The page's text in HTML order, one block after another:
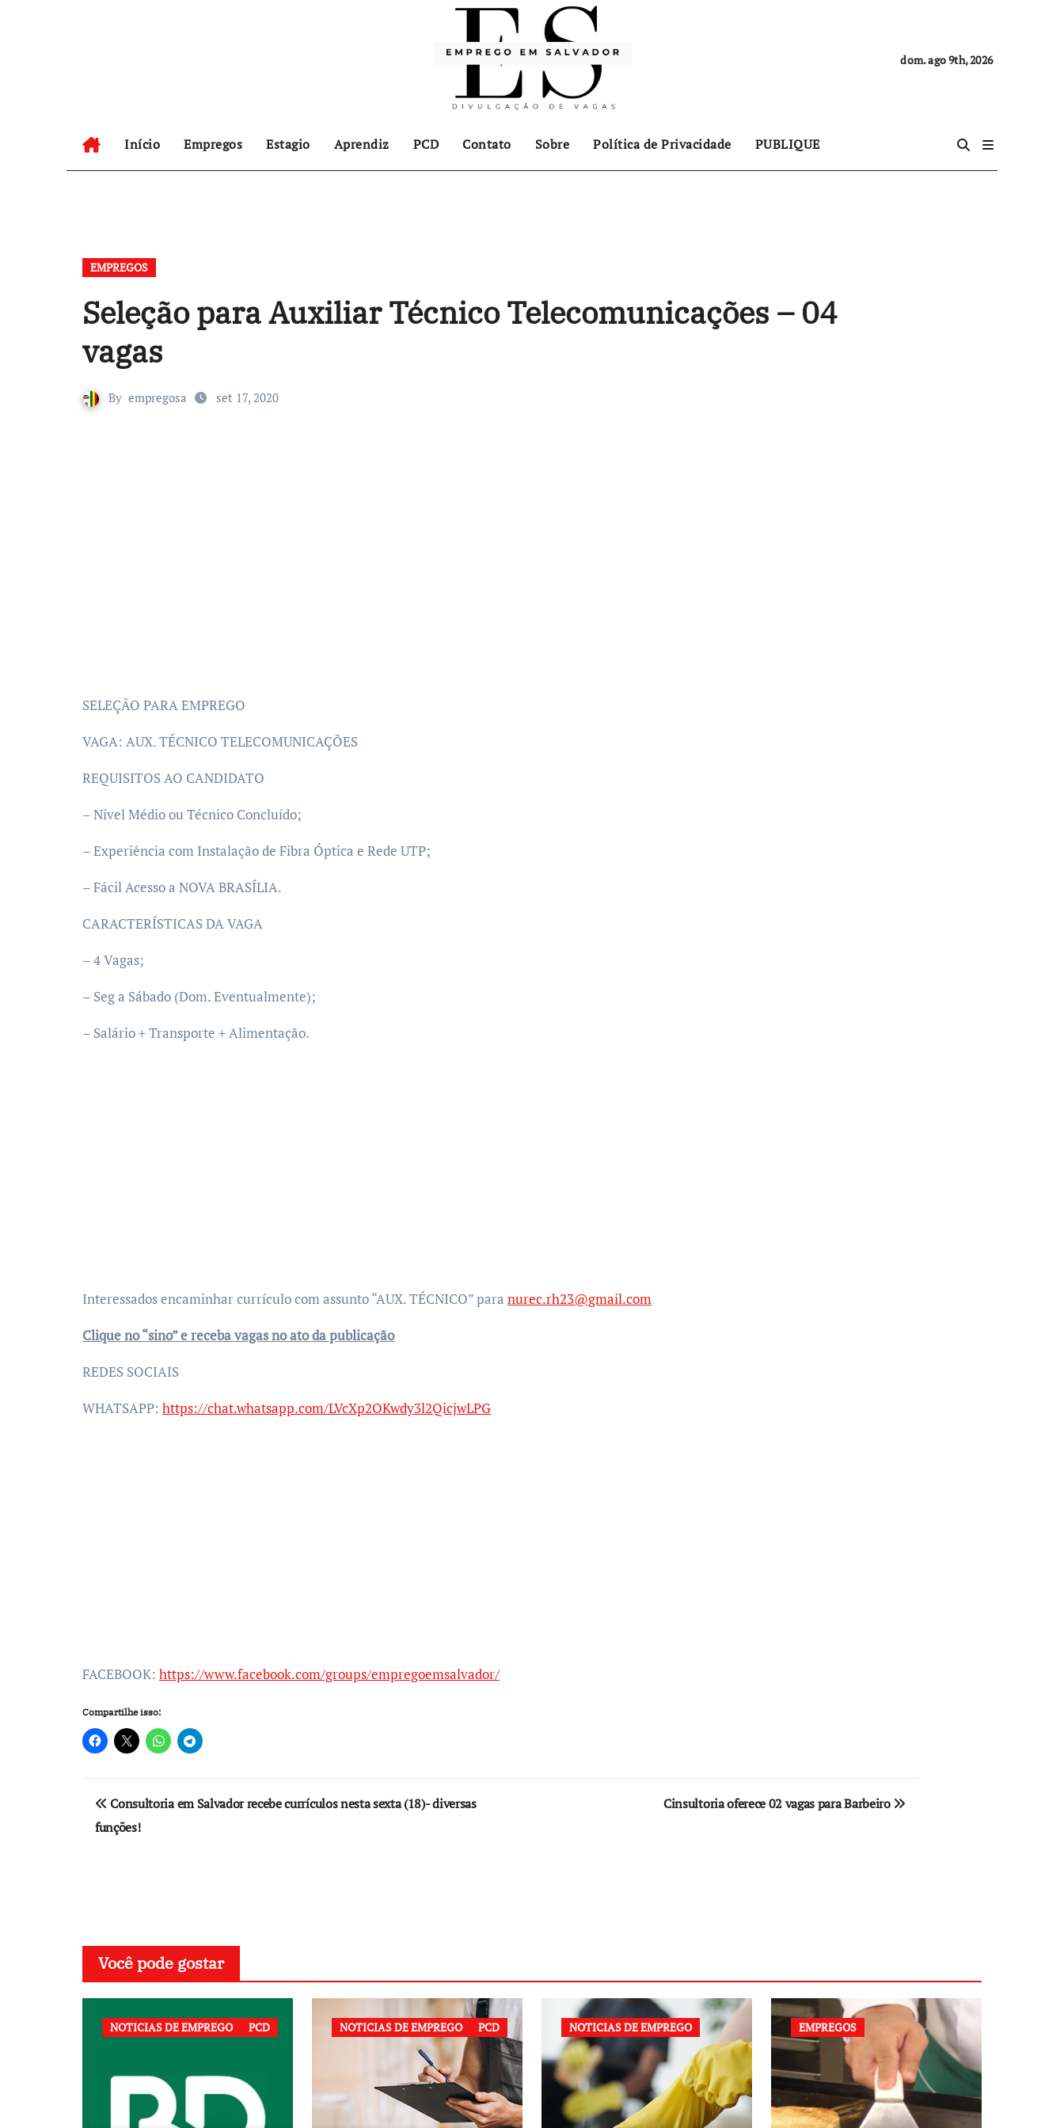
dom. ago 9th, 2026
Início Empregos Estagio Aprendiz PCD Contato Sobre Política de Privacidade PUBLIQUE
EMPREGOS
Seleção para Auxiliar Técnico Telecomunicações – 04
vagas
By empregosa set 17, 2020
SELEÇÃO PARA EMPREGO
VAGA: AUX. TÉCNICO TELECOMUNICAÇÕES
REQUISITOS AO CANDIDATO
– Nível Médio ou Técnico Concluído;
– Experiência com Instalação de Fibra Óptica e Rede UTP;
– Fácil Acesso a NOVA BRASÍLIA.
CARACTERÍSTICAS DA VAGA
– 4 Vagas;
– Seg a Sábado (Dom. Eventualmente);
– Salário + Transporte + Alimentação.
Interessados encaminhar currículo com assunto “AUX. TÉCNICO” para nurec.rh23@gmail.com
Clique no “sino” e receba vagas no ato da publicação
REDES SOCIAIS
WHATSAPP: https://chat.whatsapp.com/LVcXp2OKwdy3l2QicjwLPG
FACEBOOK: https://www.facebook.com/groups/empregoemsalvador/
Compartilhe isso:
Navegação
de
Consultoria em Salvador recebe currículos nesta sexta (18)- diversas
funções!
Cinsultoria oferece 02 vagas para Barbeiro
Você pode gostar
NOTICIAS DE EMPREGO PCD NOTICIAS DE EMPREGO PCD NOTICIAS DE EMPREGO EMPREGOS